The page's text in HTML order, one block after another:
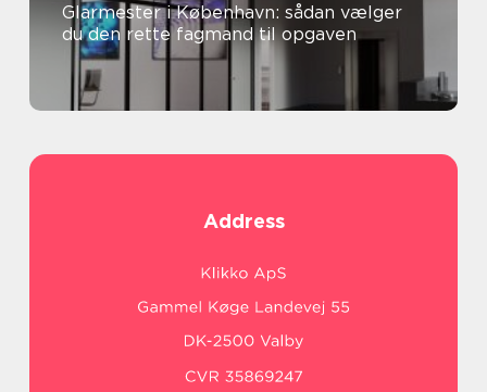
Glarmester i København: sådan vælger
du den rette fagmand til opgaven
Address